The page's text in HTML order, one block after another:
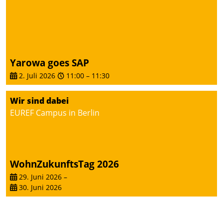
Mietenden zügiger und
effizienter zu bearbeiten.
Yarowa goes SAP
2. Juli 2026 11:00 – 11:30
Wir sind dabei
EUREF Campus in Berlin
WohnZukunftsTag 2026
29. Juni 2026 –
30. Juni 2026